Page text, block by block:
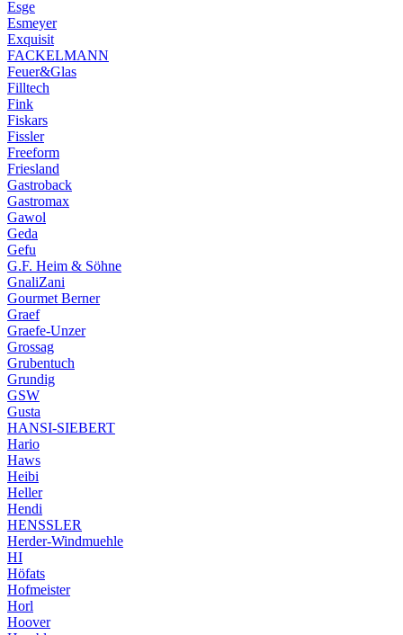
Esge
Esmeyer
Exquisit
FACKELMANN
Feuer&Glas
Filltech
Fink
Fiskars
Fissler
Freeform
Friesland
Gastroback
Gastromax
Gawol
Geda
Gefu
G.F. Heim & Söhne
GnaliZani
Gourmet Berner
Graef
Graefe-Unzer
Grossag
Grubentuch
Grundig
GSW
Gusta
HANSI-SIEBERT
Hario
Haws
Heibi
Heller
Hendi
HENSSLER
Herder-Windmuehle
HI
Höfats
Hofmeister
Horl
Hoover